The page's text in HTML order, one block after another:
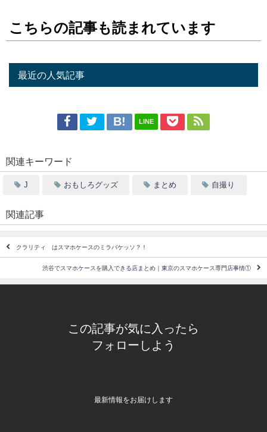
こちらの記事も読まれています
最近の人気記事
LINE
関連キーワード
J おもしろグッズ まとめ 自撮り
関連記事
クラリティ®はスマホケースのミラバケッソ？！
渋谷でスマホケースを購入できる店まとめ｜東京のスマホケース専門店事情①
この記事が気に入ったら
フォローしよう
最新情報をお届けします